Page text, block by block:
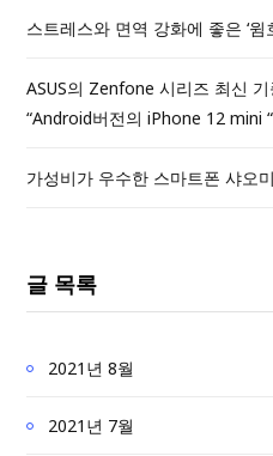
스트레스와 면역 강화에 좋은 ‘윔
ASUS의 Zenfone 시리즈 최신
“Android버전의 iPhone 12 mini
가성비가 우수한 스마트폰 샤오
글 목록
2021년 8월
2021년 7월